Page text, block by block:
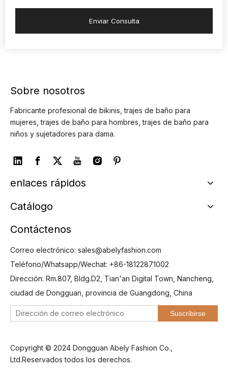
Enviar Consulta
Sobre nosotros
Fabricante profesional de bikinis, trajes de baño para
mujeres, trajes de baño para hombres, trajes de baño para
niños y sujetadores para dama.
enlaces rápidos
Catálogo
Contáctenos
Correo electrónico: sales@abelyfashion.com
Teléfono/Whatsapp/Wechat: +86-18122871002
Dirección: Rm.807, Bldg.D2, Tian'an Digital Town, Nancheng,
ciudad de Dongguan, provincia de Guangdong, China
Suscribirse
Copyright © 2024 Dongguan Abely Fashion Co.,
Ltd.Reservados todos los derechos.